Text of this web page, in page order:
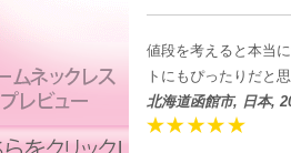
値段を考えると本当
トにもぴったりだと思
北海道函館市, 日本,